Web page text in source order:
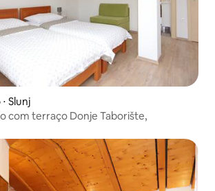
Slunj
com terraço Donje Taborište,